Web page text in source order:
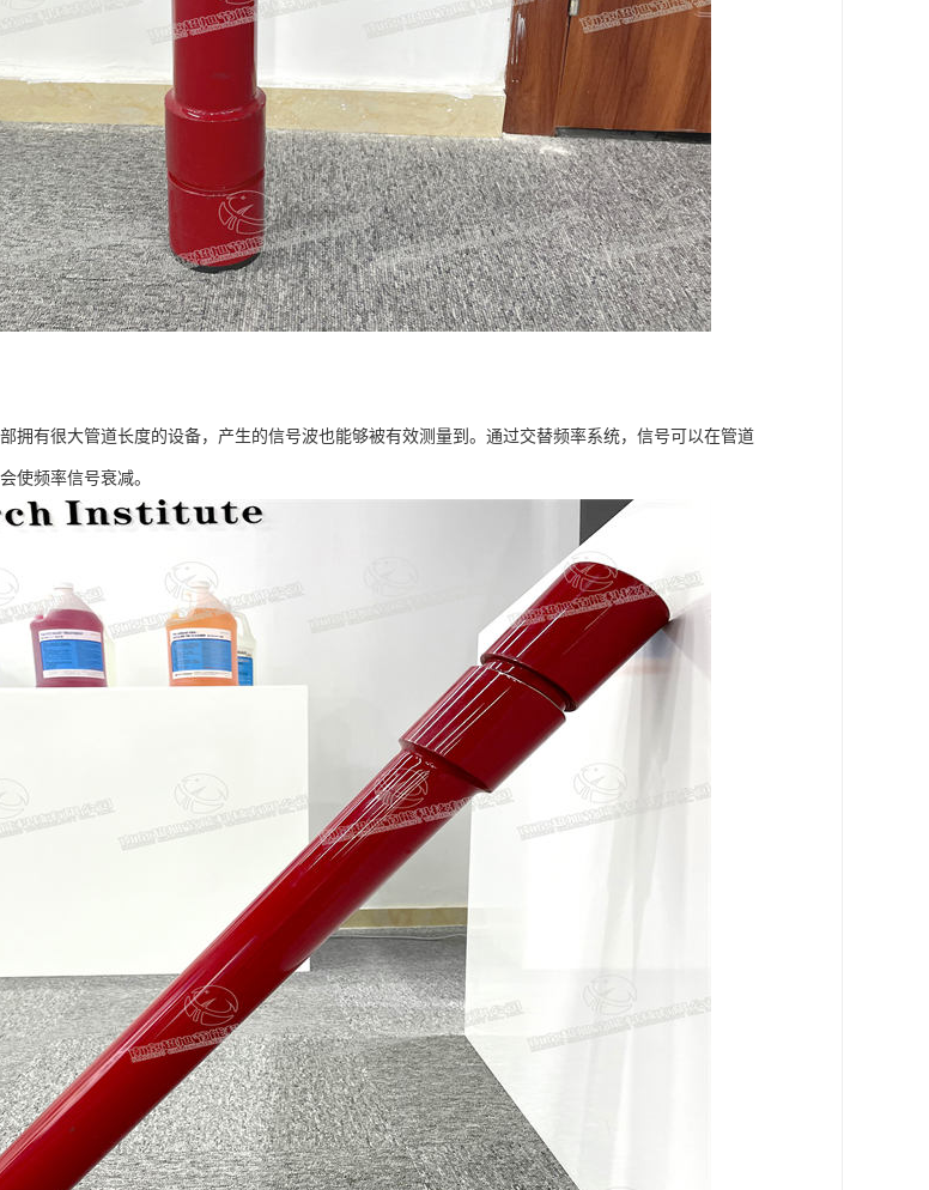
拥有很大管道长度的设备，产生的信号波也能够被有效测量到。通过交替频率系统，信号可以在管道
使频率信号衰减。